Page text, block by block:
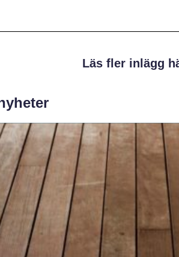
Läs fler inlägg